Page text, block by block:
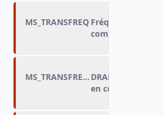
MS_TRANSFREQ Fréquence
communs
MS_TRANSFREQ_DRAP
en communs